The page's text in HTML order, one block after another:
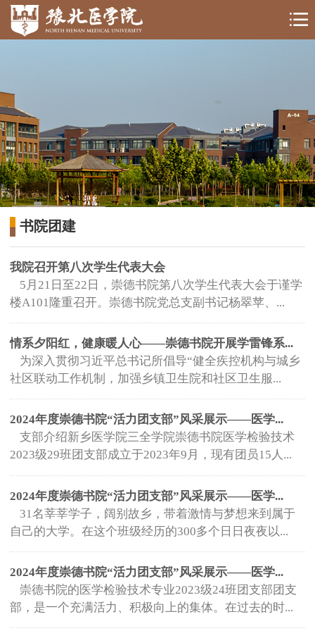
书院团建
我院召开第八次学生代表大会
5月21日至22日，崇德书院第八次学生代表大会于谨学
楼A101隆重召开。崇德书院党总支副书记杨翠苹、...
情系夕阳红，健康暖人心——崇德书院开展学雷锋系...
为深入贯彻习近平总书记所倡导“健全疾控机构与城乡
社区联动工作机制，加强乡镇卫生院和社区卫生服...
2024年度崇德书院“活力团支部”风采展示——医学...
支部介绍新乡医学院三全学院崇德书院医学检验技术
2023级29班团支部成立于2023年9月，现有团员15人...
2024年度崇德书院“活力团支部”风采展示——医学...
31名莘莘学子，阔别故乡，带着激情与梦想来到属于
自己的大学。在这个班级经历的300多个日日夜夜以...
2024年度崇德书院“活力团支部”风采展示——医学...
崇德书院的医学检验技术专业2023级24班团支部团支
部，是一个充满活力、积极向上的集体。在过去的时...